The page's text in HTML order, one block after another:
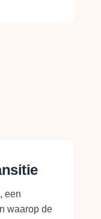
een
waarop de